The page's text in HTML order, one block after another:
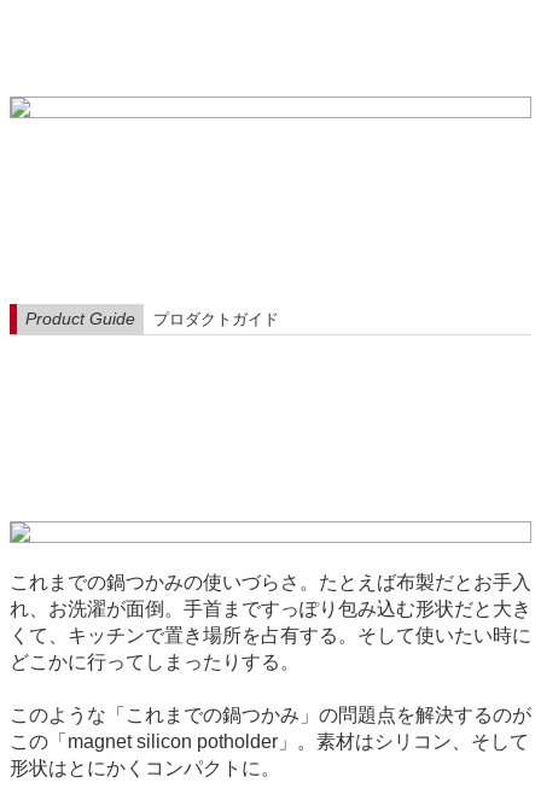
Product Guide プロダクトガイド
これまでの鍋つかみの使いづらさ。たとえば布製だとお手入
れ、お洗濯が面倒。手首まですっぽり包み込む形状だと大き
くて、キッチンで置き場所を占有する。そして使いたい時に
どこかに行ってしまったりする。
このような「これまでの鍋つかみ」の問題点を解決するのが
この「magnet silicon potholder」。素材はシリコン、そして
形状はとにかくコンパクトに。